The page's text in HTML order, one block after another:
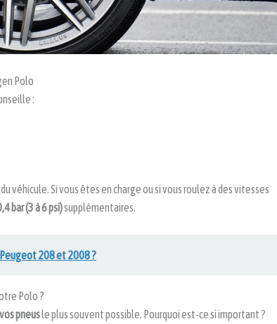
Polo
:
véhicule. Si vous êtes en charge ou si vous roulez à des vitesses
bar (3 à 6 psi)supplémentaires.
208 et 2008 ?
Polo ?
pneus le plus souvent possible. Pourquoi est-ce si important ?